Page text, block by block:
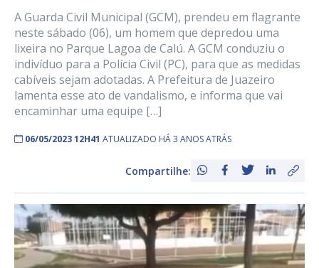
A Guarda Civil Municipal (GCM), prendeu em flagrante
neste sábado (06), um homem que depredou uma
lixeira no Parque Lagoa de Calú. A GCM conduziu o
indivíduo para a Polícia Civil (PC), para que as medidas
cabíveis sejam adotadas. A Prefeitura de Juazeiro
lamenta esse ato de vandalismo, e informa que vai
encaminhar uma equipe […]
06/05/2023 12H41 ATUALIZADO HÁ 3 ANOS ATRÁS
Compartilhe: